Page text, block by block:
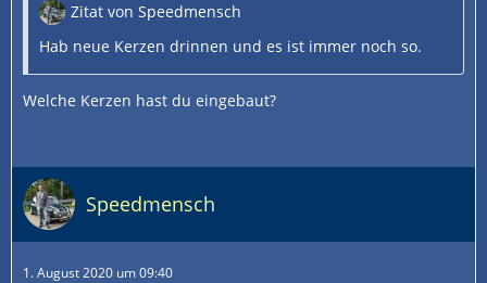
Zitat von Speedmensch
Hab neue Kerzen drinnen und es ist immer noch so.
Welche Kerzen hast du eingebaut?
Speedmensch
1. August 2020 um 09:40